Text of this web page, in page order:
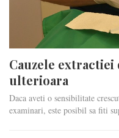
Cauzele
ulterioara
Daca aveti o sensibilitate
examinari, este posibil sa fiti